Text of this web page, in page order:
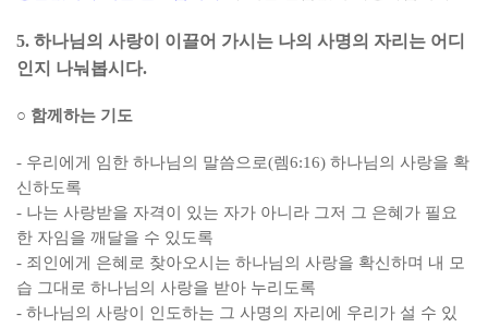
5. 하나님의 사랑이 이끌어 가시는 나의 사명의 자리는 어디
인지 나눠봅시다.
○ 함께하는 기도
- 우리에게 임한 하나님의 말씀으로(렘6:16) 하나님의 사랑을 확
신하도록
- 나는 사랑받을 자격이 있는 자가 아니라 그저 그 은혜가 필요
한 자임을 깨달을 수 있도록
- 죄인에게 은혜로 찾아오시는 하나님의 사랑을 확신하며 내 모
습 그대로 하나님의 사랑을 받아 누리도록
- 하나님의 사랑이 인도하는 그 사명의 자리에 우리가 설 수 있